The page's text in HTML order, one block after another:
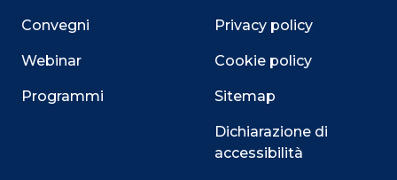
Convegni
Webinar
Programmi
Privacy policy
Cookie policy
Sitemap
Dichiarazione di
accessibilità